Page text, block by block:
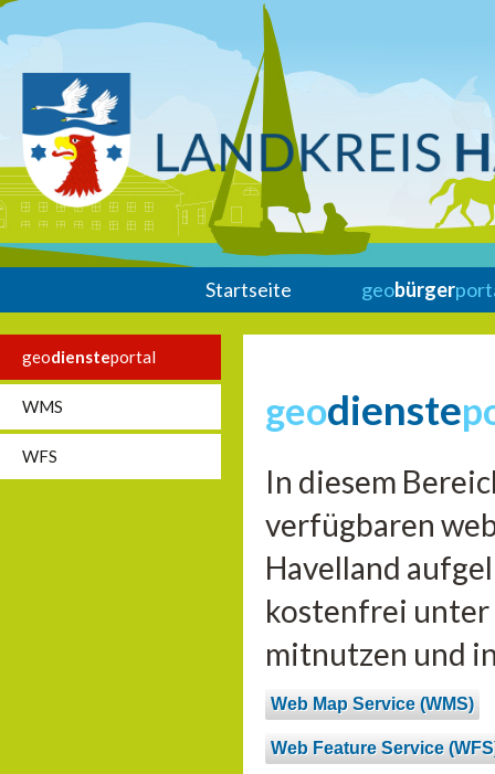
Startseite geobürger
geodiensteportal
WMS
WFS
geodienste
In diesem
verfügbaren
Havelland
kostenfrei unter
mitnutzen und
Web Map Service (WMS)
Web Feature Service